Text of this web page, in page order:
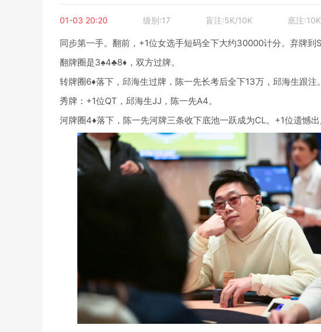
01-03 20:20 级别:17 盲注:5K/10K 底注:10K
同步第一手。翻前，+1位女选手短码全下大约30000计分。弃牌
翻牌圈是3♠4♣8♦，双方过牌。
转牌圈6♦落下，邱海生过牌，陈一先长考后全下13万，邱海生跟注。
秀牌：+1位QT，邱海生JJ，陈一先A4。
河牌圈4♦落下，陈一先河牌三条收下底池一跃成为CL。+1位遗憾出